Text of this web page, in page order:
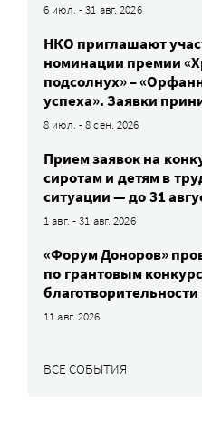
6 июл. - 31 авг. 2026
НКО приглашают
номинации премии
подсолнух» –
успеха». Заявки
8 июл. - 8 сен. 2026
Прием заявок на
сиротам и детям в
ситуации — до 31
1 авг. - 31 авг. 2026
«Форум Доноров»
по грантовым
благотворительности
11 авг. 2026
ВСЕ СОБЫТИЯ